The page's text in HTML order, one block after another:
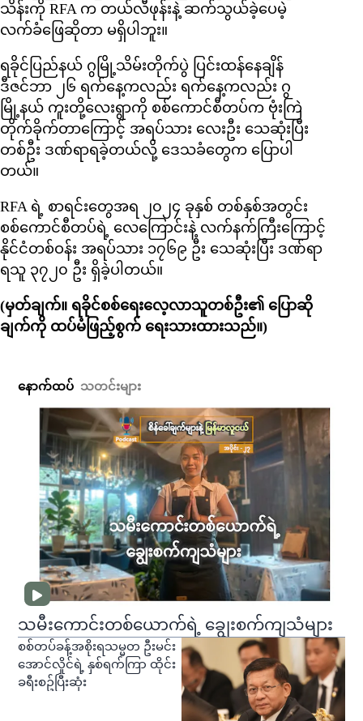
သိန်းကို RFA က တယ်လီဖုန်းနဲ့ ဆက်သွယ်ခဲ့ပေမဲ့
လက်ခံဖြေဆိုတာ မရှိပါဘူး။
ရခိုင်ပြည်နယ် ဂွမြို့သိမ်းတိုက်ပွဲ ပြင်းထန်နေချိန်
ဒီဇင်ဘာ ၂၆ ရက်နေ့ကလည်း ရက်နေ့ကလည်း ဂွ
မြို့နယ် ကူးတို့လေးရွာကို စစ်ကောင်စီတပ်က ဗုံးကြဲ
တိုက်ခိုက်တာကြောင့် အရပ်သား လေးဦး သေဆုံးပြီး
တစ်ဦး ဒဏ်ရာရခဲ့တယ်လို့ ဒေသခံတွေက ပြောပါ
တယ်။
RFA ရဲ့ စာရင်းတွေအရ ၂၀၂၄ ခုနှစ် တစ်နှစ်အတွင်း
စစ်ကောင်စီတပ်ရဲ့ လေကြောင်းနဲ့ လက်နက်ကြီးကြောင့်
နိုင်ငံတစ်ဝန်း အရပ်သား ၁၇၆၉ ဦး သေဆုံးပြီး ဒဏ်ရာ
ရသူ ၃၇၂၀ ဦး ရှိခဲ့ပါတယ်။
(မှတ်ချက်။ ရခိုင်စစ်ရေးလေ့လာသူတစ်ဦး၏ ပြောဆို
ချက်ကို ထပ်မံဖြည့်စွက် ရေးသားထားသည်။)
နောက်ထပ် သတင်းများ
သမီးကောင်းတစ်ယောက်ရဲ့ ချွေးစက်ကျသံများ
စစ်တပ်ခန့်အစိုးရသမ္မတ ဦးမင်း
အောင်လှိုင်ရဲ့ နှစ်ရက်ကြာ ထိုင်း
ခရီးစဥ်ပြီးဆုံး